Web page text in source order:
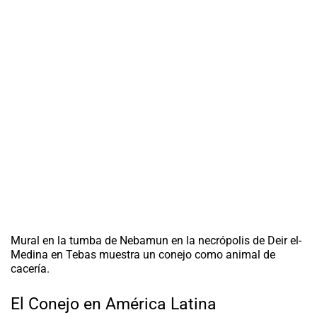
Mural en la tumba de Nebamun en la necrópolis de Deir el-
Medina en Tebas muestra un conejo como animal de
cacería.
El Conejo en América Latina